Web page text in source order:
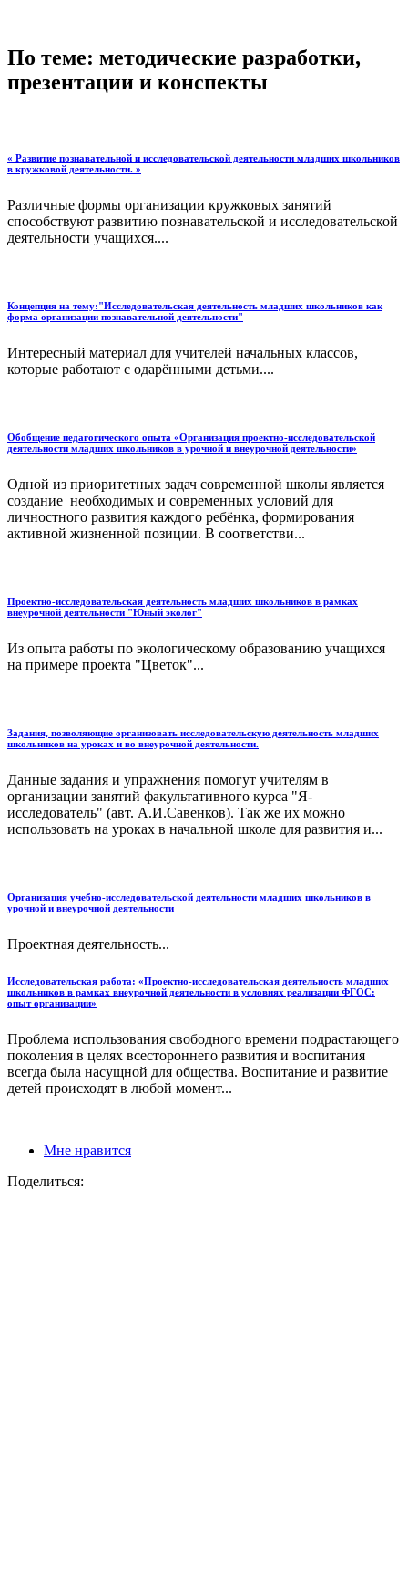
По теме: методические разработки,
презентации и конспекты
« Развитие познавательной и исследовательской деятельности младших школьников
в кружковой деятельности. »
Различные формы организации кружковых занятий
способствуют развитию познавательской и исследовательской
деятельности учащихся....
Концепция на тему:"Исследовательская деятельность младших школьников как
форма организации познавательной деятельности"
Интересный материал для учителей начальных классов,
которые работают с одарёнными детьми....
Обобщение педагогического опыта «Организация проектно-исследовательской
деятельности младших школьников в урочной и внеурочной деятельности»
Одной из приоритетных задач современной школы является
создание необходимых и современных условий для
личностного развития каждого ребёнка, формирования
активной жизненной позиции. В соответстви...
Проектно-исследовательская деятельность младших школьников в рамках
внеурочной деятельности "Юный эколог"
Из опыта работы по экологическому образованию учащихся
на примере проекта "Цветок"...
Задания, позволяющие организовать исследовательскую деятельность младших
школьников на уроках и во внеурочной деятельности.
Данные задания и упражнения помогут учителям в
организации занятий факультативного курса "Я-
исследователь" (авт. А.И.Савенков). Так же их можно
использовать на уроках в начальной школе для развития и...
Организация учебно-исследовательской деятельности младших школьников в
урочной и внеурочной деятельности
Проектная деятельность...
Исследовательская работа: «Проектно-исследовательская деятельность младших
школьников в рамках внеурочной деятельности в условиях реализации ФГОС:
опыт организации»
Проблема использования свободного времени подрастающего
поколения в целях всестороннего развития и воспитания
всегда была насущной для общества. Воспитание и развитие
детей происходят в любой момент...
Мне нравится
Поделиться: